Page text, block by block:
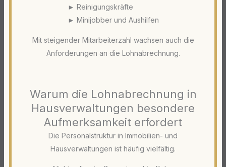
► Reinigungskräfte
► Minijobber und Aushilfen
Mit steigender Mitarbeiterzahl wachsen auch die
Anforderungen an die Lohnabrechnung.
Warum die Lohnabrechnung in
Hausverwaltungen besondere
Aufmerksamkeit erfordert
Die Personalstruktur in Immobilien- und
Hausverwaltungen ist häufig vielfältig.